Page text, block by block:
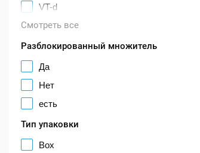
VT-d
Смотреть все
Разблокированный множитель
Да
Нет
есть
Тип упаковки
Box